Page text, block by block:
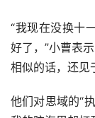
“我现在没换十
好了，”小曹表
相似的话，还见
他们对思域的“